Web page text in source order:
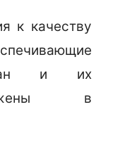
к качеству
и их
в